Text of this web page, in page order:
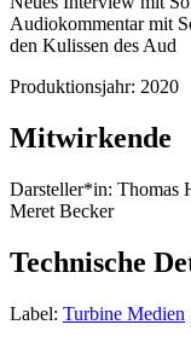
Audiokommentar mit
den Kulissen des Aud
Produktionsjahr: 2020
Mitwirkende
Darsteller*in: Thomas
Meret Becker
Technische
Label: Turbine Medien